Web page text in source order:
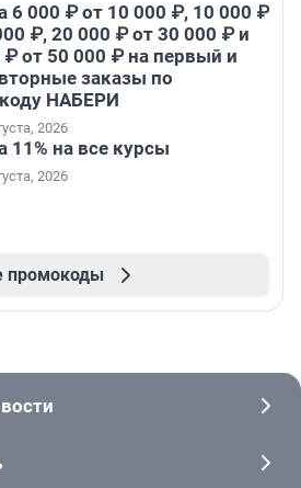
6 000 ₽ от 10 000 ₽, 10 000 ₽
₽, 20 000 ₽ от 30 000 ₽ и
₽ от 50 000 ₽ на первый и
заказы по
НАБЕРИ
2026
11% на все курсы
2026
промокоды